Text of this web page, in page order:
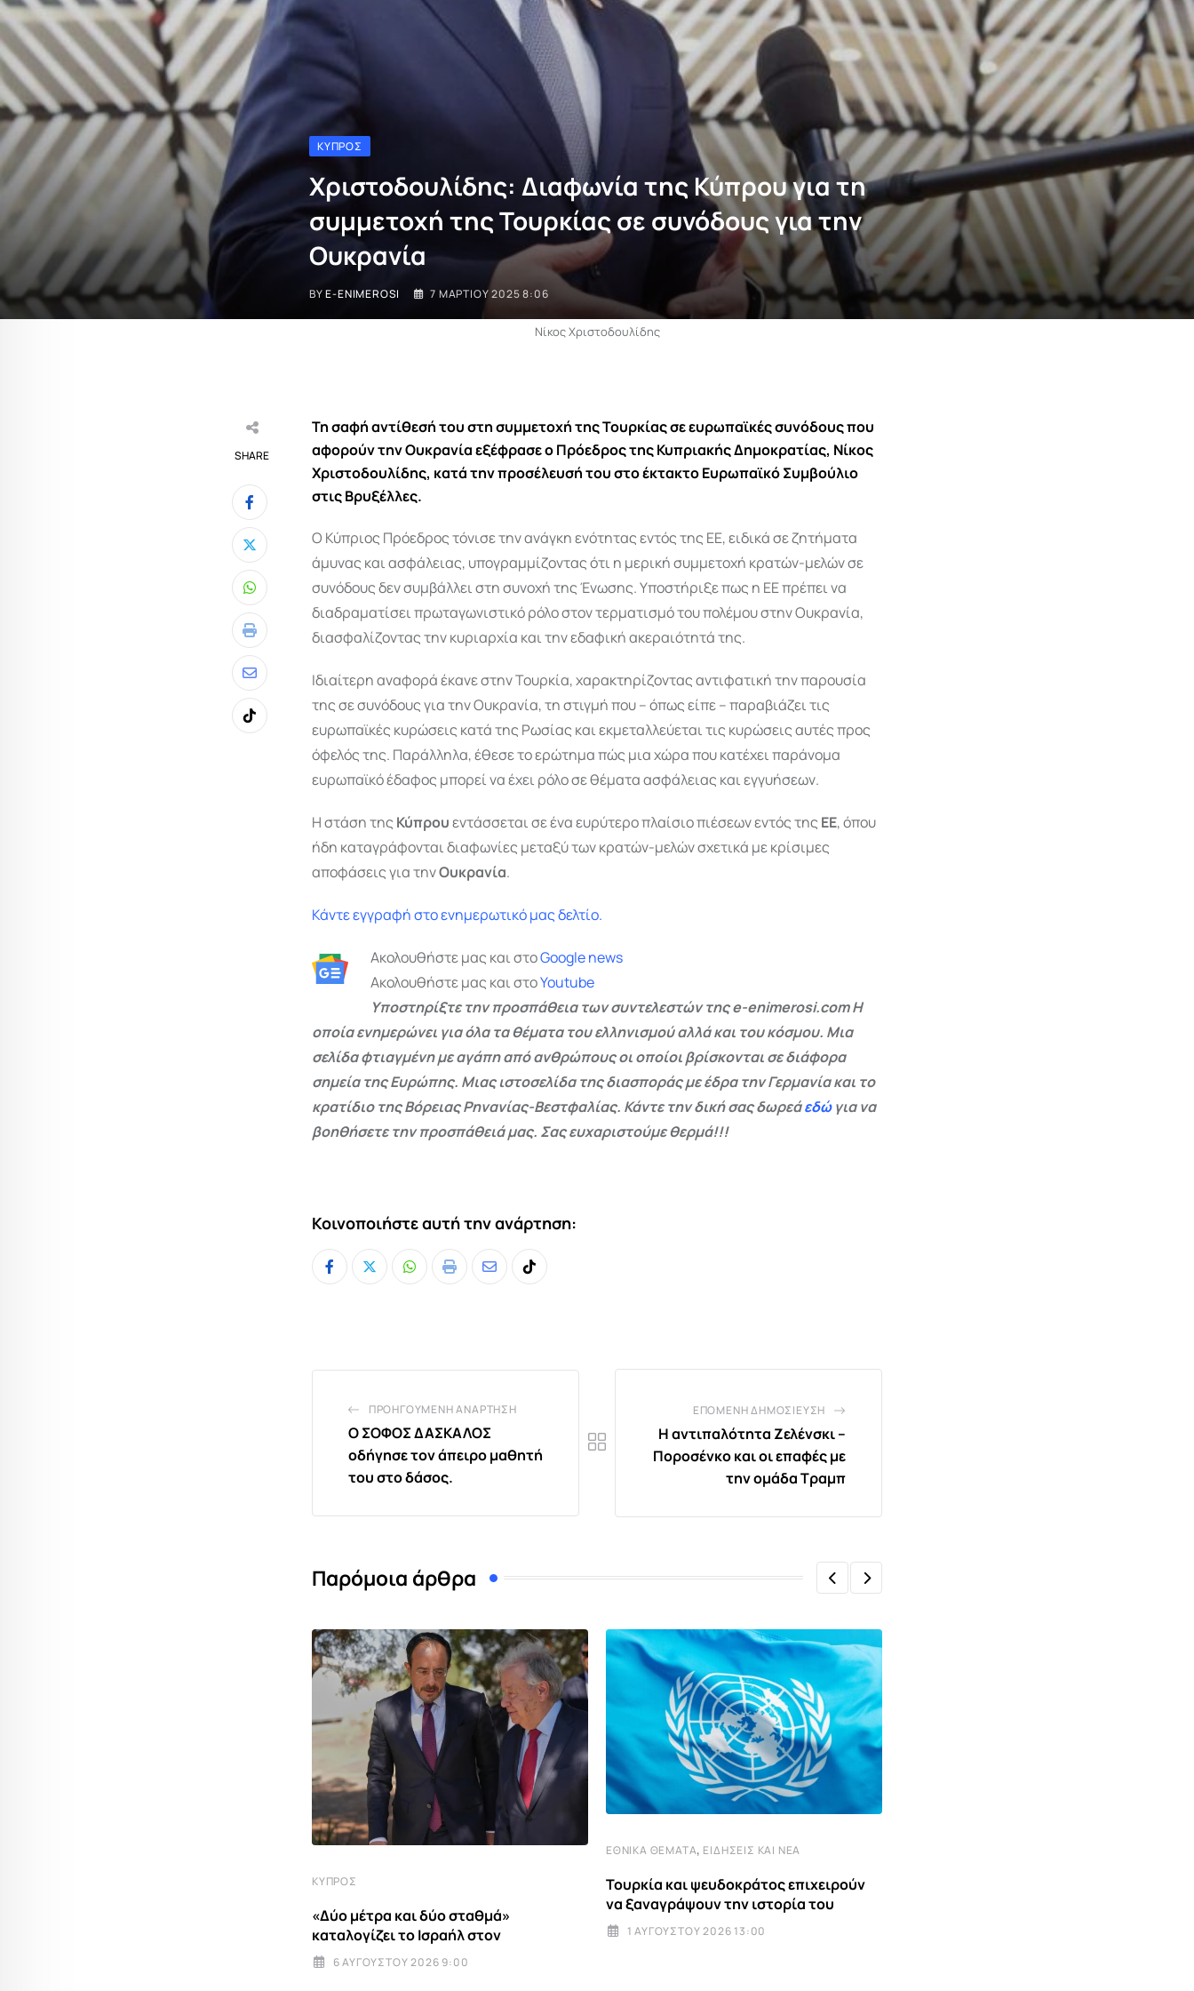
ΚΎΠΡΟΣ
Χριστοδουλίδης: Διαφωνία της Κύπρου για τη
συμμετοχή της Τουρκίας σε συνόδους για την
Ουκρανία
BYE-ENIMEROSI 7 ΜΑΡΤΊΟΥ 2025 8:06
Νίκος Χριστοδουλίδης
SHARE
Whatsapp
Print
Share
via
Email
Tiktok
Τη σαφή αντίθεσή του στη συμμετοχή της Τουρκίας σε ευρωπαϊκές συνόδους που
αφορούν την Ουκρανία εξέφρασε ο Πρόεδρος της Κυπριακής Δημοκρατίας, Νίκος
Χριστοδουλίδης, κατά την προσέλευσή του στο έκτακτο Ευρωπαϊκό Συμβούλιο
στις Βρυξέλλες.
Ο Κύπριος Πρόεδρος τόνισε την ανάγκη ενότητας εντός της ΕΕ, ειδικά σε ζητήματα
άμυνας και ασφάλειας, υπογραμμίζοντας ότι η μερική συμμετοχή κρατών-μελών σε
συνόδους δεν συμβάλλει στη συνοχή της Ένωσης. Υποστήριξε πως η ΕΕ πρέπει να
διαδραματίσει πρωταγωνιστικό ρόλο στον τερματισμό του πολέμου στην Ουκρανία,
διασφαλίζοντας την κυριαρχία και την εδαφική ακεραιότητά της.
Ιδιαίτερη αναφορά έκανε στην Τουρκία, χαρακτηρίζοντας αντιφατική την παρουσία
της σε συνόδους για την Ουκρανία, τη στιγμή που – όπως είπε – παραβιάζει τις
ευρωπαϊκές κυρώσεις κατά της Ρωσίας και εκμεταλλεύεται τις κυρώσεις αυτές προς
όφελός της. Παράλληλα, έθεσε το ερώτημα πώς μια χώρα που κατέχει παράνομα
ευρωπαϊκό έδαφος μπορεί να έχει ρόλο σε θέματα ασφάλειας και εγγυήσεων.
Η στάση της Κύπρουεντάσσεται σε ένα ευρύτερο πλαίσιο πιέσεων εντός της ΕΕ, όπου
ήδη καταγράφονται διαφωνίες μεταξύ των κρατών-μελών σχετικά με κρίσιμες
αποφάσεις για τηνΟυκρανία.
Κάντε εγγραφή στο ενημερωτικό μας δελτίο.
Ακολουθήστε μας και στοGooglenews
Ακολουθήστε μας και στοYoutube
Υποστηρίξτε την προσπάθεια των συντελεστών της e-enimerosi.com Η
οποία ενημερώνει για όλα τα θέματα του ελληνισμού αλλά και του κόσμου. Μια
σελίδα φτιαγμένη με αγάπη από ανθρώπους οι οποίοι βρίσκονται σε διάφορα
σημεία της Ευρώπης. Μιας ιστοσελίδα της διασποράς με έδρα την Γερμανία και το
κρατίδιο της Βόρειας Ρηνανίας-Βεστφαλίας. Κάντε την δική σας δωρεάεδώγια να
βοηθήσετε την προσπάθειά μας. Σας ευχαριστούμε θερμά!!!
Κοινοποιήστε αυτή την ανάρτηση:
Whatsapp
Print
ShareTiktok
ΠΡΟΗΓΟΎΜΕΝΗ ΑΝΆΡΤΗΣΗ
Ο ΣΟΦΟΣ ΔΑΣΚΑΛΟΣ
οδήγησε τον άπειρο μαθητή
του στο δάσος.
ΕΠΌΜΕΝΗ ΔΗΜΟΣΊΕΥΣΗ
Η αντιπαλότητα Ζελένσκι –
Ποροσένκο και οι επαφές με
την ομάδα Τραμπ
Παρόμοια άρθρα
ΚΎΠΡΟΣ
«Δύο μέτρα και δύο σταθμά»
καταλογίζει το Ισραήλ στον
6 ΑΥΓΟΎΣΤΟΥ 2026 9:00
ΕΘΝΙΚΆ ΘΈΜΑΤΑ, ΕΙΔΉΣΕΙΣ ΚΑΙ ΝΈΑ
Τουρκία και ψευδοκράτος επιχειρούν
να ξαναγράψουν την ιστορία του
1 ΑΥΓΟΎΣΤΟΥ 2026 13:00